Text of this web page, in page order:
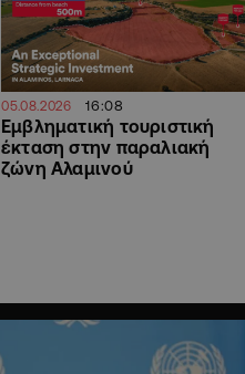
05.08.2026 16:08
Εμβληματική τουριστική
έκταση στην παραλιακή
ζώνη Αλαμινού